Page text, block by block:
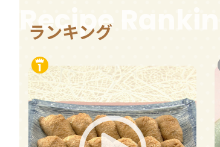
ランキング
Recipe Ranking